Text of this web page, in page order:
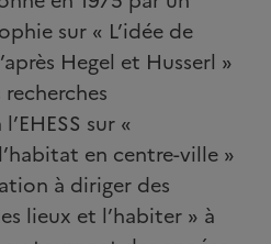
sur « L’idée de
Hegel et Husserl »
sur «
en centre-ville »
à diriger des
lieux et l’habiter » à